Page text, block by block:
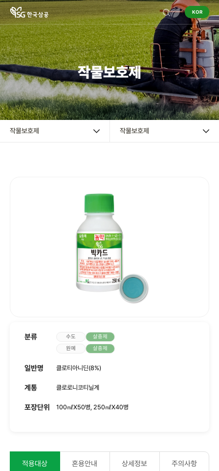
KOR
기업정보
작물보호제
작물보호제
작물보호제
작물보호제 작물보호제
분류 수도
살충제
원예
살충제
일반명 클로티아니딘(8%)
계통 클로로니코티닐계
포장단위 100㎖X50병, 250㎖X40병
적용대상 혼용안내 상세정보 주의사항